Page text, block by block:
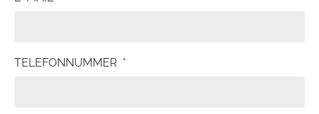
TELEFONNUMMER *